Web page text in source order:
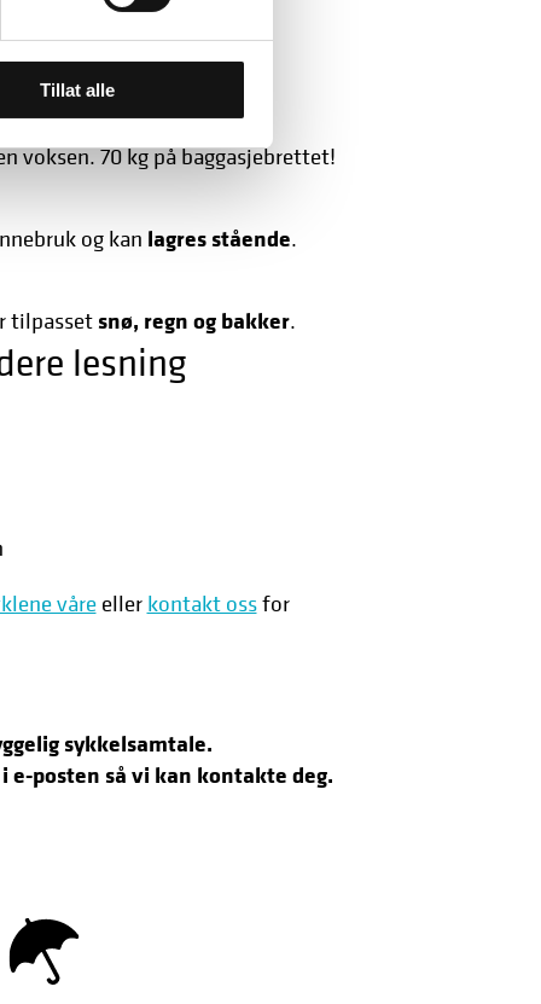
Tillat alle
voksen. 70 kg på baggasjebrettet!
og kan lagres stående.
tilpassetsnø, regn og bakker.
lesning
våreeller kontakt ossfor
sykkelsamtale.
e-posten så vi kan kontakte deg.